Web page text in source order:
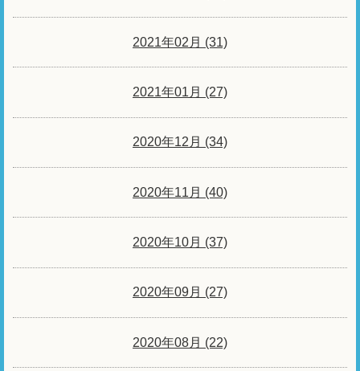
2021年02月 (31)
2021年01月 (27)
2020年12月 (34)
2020年11月 (40)
2020年10月 (37)
2020年09月 (27)
2020年08月 (22)